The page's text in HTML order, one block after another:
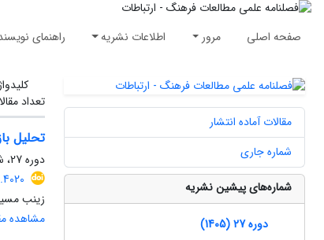
صفحه اصلی مرور اطلاعات نشریه راهنمای
تعداد
تحلیل
دوره 27، شماره 73، بهار 1405، صفحه
زینب
مشاهده
مقالات آماده انتشار
شماره جاری
شماره‌های پیشین نشریه
دوره 27 (1405)